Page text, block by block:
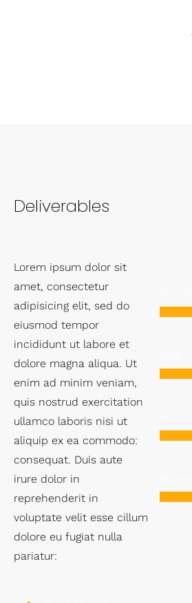
Deliverables
Lorem ipsum dolor sit
amet, consectetur
adipisicing elit, sed do
eiusmod tempor
incididunt ut labore et
dolore magna aliqua. Ut
enim ad minim veniam,
quis nostrud exercitation
ullamco laboris nisi ut
aliquip ex ea commodo:
consequat. Duis aute
irure dolor in
reprehenderit in
voluptate velit esse cillum
dolore eu fugiat nulla
pariatur: